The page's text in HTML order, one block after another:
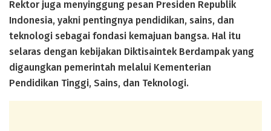
Rektor juga menyinggung pesan Presiden Republik
Indonesia, yakni pentingnya pendidikan, sains, dan
teknologi sebagai fondasi kemajuan bangsa. Hal itu
selaras dengan kebijakan Diktisaintek Berdampak yang
digaungkan pemerintah melalui Kementerian
Pendidikan Tinggi, Sains, dan Teknologi.